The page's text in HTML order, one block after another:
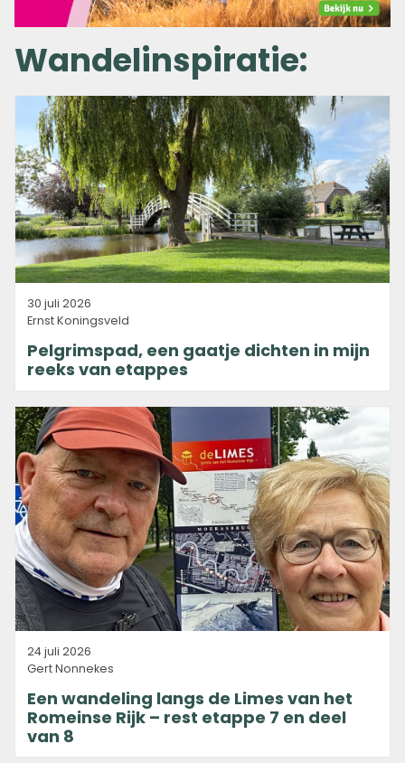
Wandelinspiratie:
30 juli 2026
Ernst Koningsveld
Pelgrimspad, een gaatje dichten in mijn
reeks van etappes
24 juli 2026
Gert Nonnekes
Een wandeling langs de Limes van het
Romeinse Rijk – rest etappe 7 en deel
van 8